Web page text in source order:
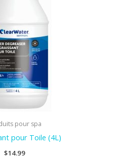
pour spa
pour Toile (4L)
$14.99